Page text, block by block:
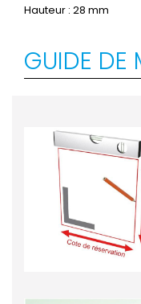
Hauteur : 28 mm
GUIDE DE